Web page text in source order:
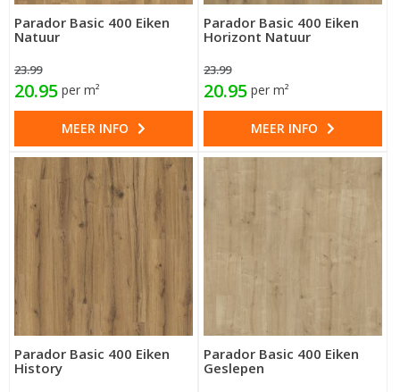
Parador Basic 400 Eiken
Natuur
23.99
20.95 per m²
MEER INFO
Parador Basic 400 Eiken
Horizont Natuur
23.99
20.95 per m²
MEER INFO
Parador Basic 400 Eiken
History
Parador Basic 400 Eiken
Geslepen